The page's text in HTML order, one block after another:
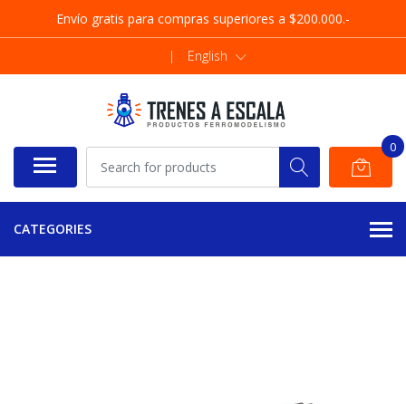
Envío gratis para compras superiores a $200.000.-
| English
0
CATEGORIES